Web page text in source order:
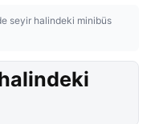
seyir halindeki minibüs